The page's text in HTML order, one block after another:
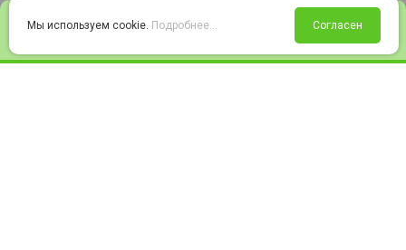
Войти Избранное Корзина
Мы используем cookie. Подробнее... Согласен